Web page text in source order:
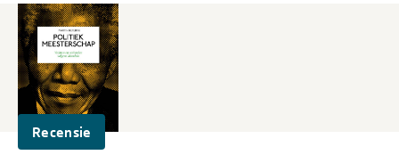
Recensie